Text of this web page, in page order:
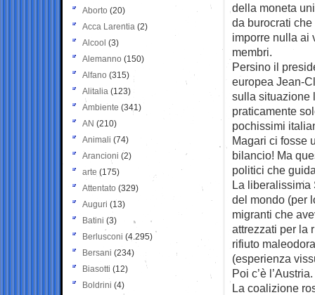
della moneta
da burocrati
imporre nulla ai
membri.
Persino il
europea Jean-
sulla situazione
praticamente
pochissimi
Magari ci fosse
bilancio! Ma
politici che
La liberalissima
del mondo (per
migranti che
attrezzati per la
rifiuto
(esperienza
Poi c’è
La coalizione
Aborto (20)
Acca Larentia (2)
Alcool (3)
Alemanno (150)
Alfano (315)
Alitalia (123)
Ambiente (341)
AN (210)
Animali (74)
Arancioni (2)
arte (175)
Attentato (329)
Auguri (13)
Batini (3)
Berlusconi (4.295)
Bersani (234)
Biasotti (12)
Boldrini (4)